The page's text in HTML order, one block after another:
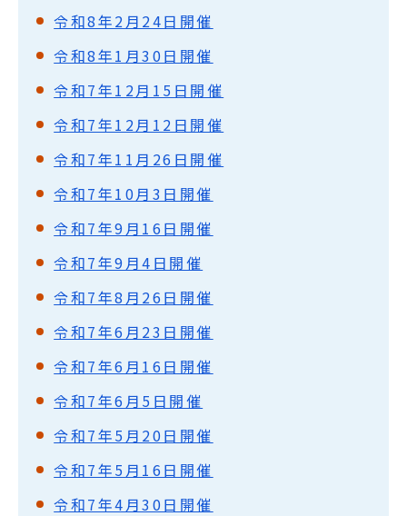
令和8年2月24日開催
令和8年1月30日開催
令和7年12月15日開催
令和7年12月12日開催
令和7年11月26日開催
令和7年10月3日開催
令和7年9月16日開催
令和7年9月4日開催
令和7年8月26日開催
令和7年6月23日開催
令和7年6月16日開催
令和7年6月5日開催
令和7年5月20日開催
令和7年5月16日開催
令和7年4月30日開催